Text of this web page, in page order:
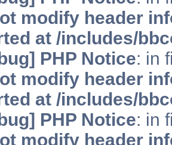
modify header
at /includes/
PHP Notice: in
modify header
at /includes/
PHP Notice: in
modify header